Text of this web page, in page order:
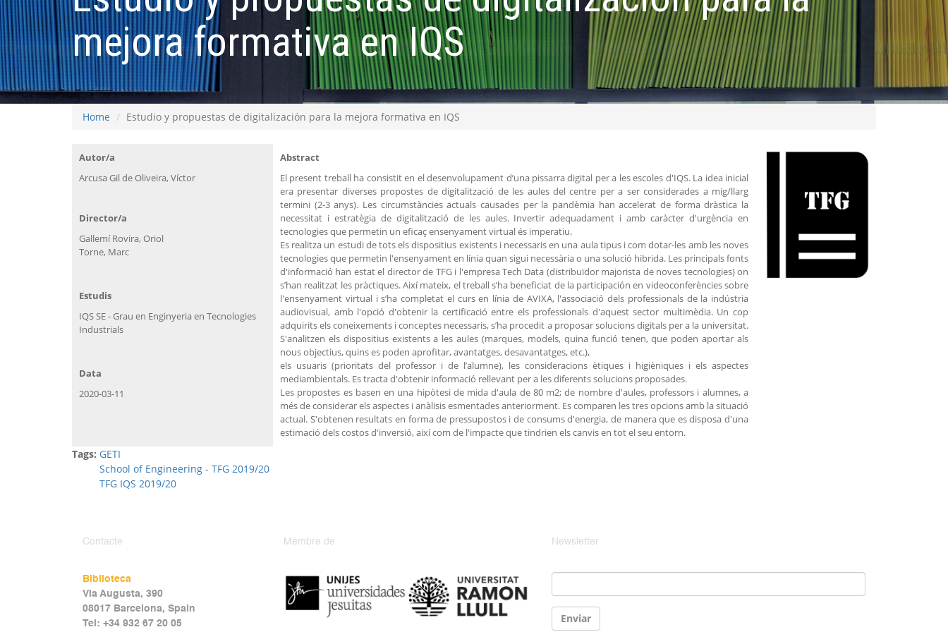
mejora formativa en IQS
Home Estudio y propuestas de digitalización para la mejora formativa en IQS
Autor/a
Arcusa Gil de Oliveira, Víctor
Abstract
El present treball ha consistit en el desenvolupament d’una pissarra digital per a les escoles d'IQS. La idea inicial
era presentar diverses propostes de digitalització de les aules del centre per a ser considerades a mig/llarg
termini (2-3 anys). Les circumstàncies actuals causades per la pandèmia han accelerat de forma dràstica la
necessitat i estratègia de digitalització de les aules. Invertir adequadament i amb caràcter d'urgència en
tecnologies que permetin un eficaç ensenyament virtual és imperatiu.
Es realitza un estudi de tots els dispositius existents i necessaris en una aula tipus i com dotar-les amb les noves
tecnologies que permetin l'ensenyament en línia quan sigui necessària o una solució hibrida. Les principals fonts
d'informació han estat el director de TFG i l'empresa Tech Data (distribuïdor majorista de noves tecnologies) on
s’han realitzat les pràctiques. Així mateix, el treball s’ha beneficiat de la participación en videoconferències sobre
l'ensenyament virtual i s’ha completat el curs en línia de AVIXA, l'associació dels professionals de la indústria
audiovisual, amb l'opció d'obtenir la certificació entre els professionals d'aquest sector multimèdia. Un cop
adquirits els coneixements i conceptes necessaris, s’ha procedit a proposar solucions digitals per a la universitat.
S'analitzen els dispositius existents a les aules (marques, models, quina funció tenen, que poden aportar als
nous objectius, quins es poden aprofitar, avantatges, desavantatges, etc.),
els usuaris (prioritats del professor i de l’alumne), les consideracions ètiques i higièniques i els aspectes
mediambientals. Es tracta d'obtenir informació rellevant per a les diferents solucions proposades.
Les propostes es basen en una hipòtesi de mida d'aula de 80 m2; de nombre d'aules, professors i alumnes, a
més de considerar els aspectes i anàlisis esmentades anteriorment. Es comparen les tres opcions amb la situació
actual. S'obtenen resultats en forma de pressupostos i de consums d'energia, de manera que es disposa d'una
estimació dels costos d'inversió, així com de l'impacte que tindrien els canvis en tot el seu entorn.
Director/a
Gallemí Rovira, Oriol
Torne, Marc
Estudis
IQS SE - Grau en Enginyeria en Tecnologies
Industrials
Data
2020-03-11
Tags: GETI
School of Engineering - TFG 2019/20
TFG IQS 2019/20
Contacte
Biblioteca
Via Augusta, 390
08017 Barcelona, Spain
Tel: +34 932 67 20 05
Membre de Newsletter
Email
Enviar